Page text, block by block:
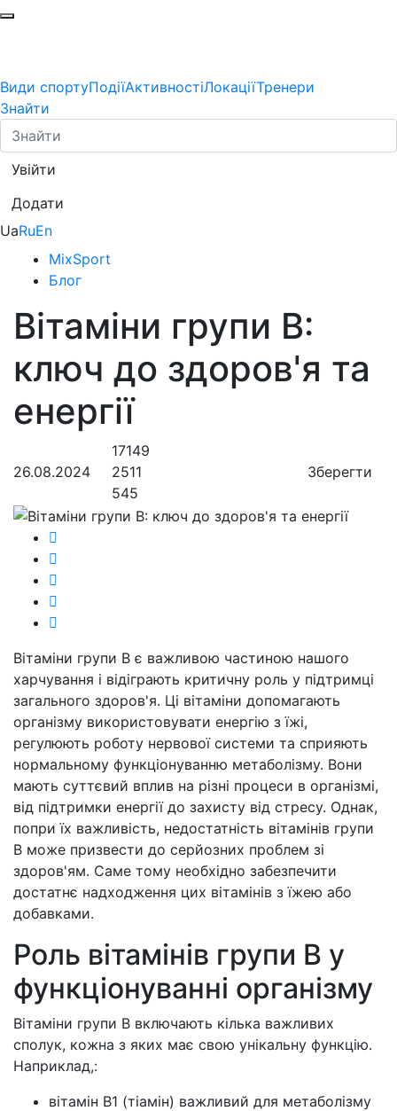
Види спортуПодіїАктивностіЛокаціїТренери
Знайти
Увійти
Додати
UaRuEn
MixSport
Блог
Вітаміни групи В:
ключ до здоров'я та
енергії
26.08.2024
17149
2511
545
Зберегти
Вітаміни групи В є важливою частиною нашого
харчування і відіграють критичну роль у підтримці
загального здоров'я. Ці вітаміни допомагають
організму використовувати енергію з їжі,
регулюють роботу нервової системи та сприяють
нормальному функціонуванню метаболізму. Вони
мають суттєвий вплив на різні процеси в організмі,
від підтримки енергії до захисту від стресу. Однак,
попри їх важливість, недостатність вітамінів групи
В може призвести до серйозних проблем зі
здоров'ям. Саме тому необхідно забезпечити
достатнє надходження цих вітамінів з їжею або
добавками.
Роль вітамінів групи В у
функціонуванні організму
Вітаміни групи В включають кілька важливих
сполук, кожна з яких має свою унікальну функцію.
Наприклад,:
вітамін В1 (тіамін) важливий для метаболізму